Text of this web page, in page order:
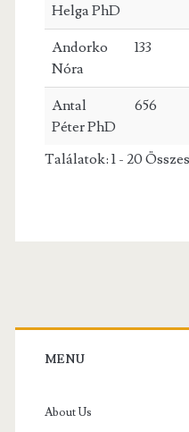
Helga PhD
Andorko
Nóra
133
Antal
Péter PhD
656
Találatok: 1 - 20
Primary
Sidebar
MENU
About Us